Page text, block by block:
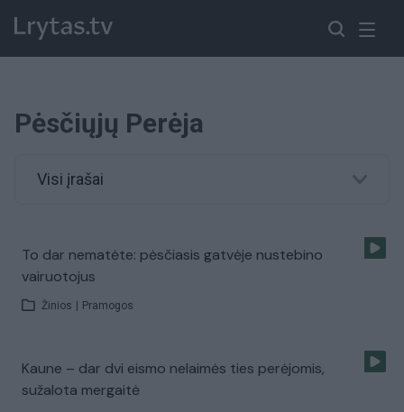
Pėsčiųjų Perėja
Visi įrašai
To dar nematėte: pėsčiasis gatvėje nustebino
vairuotojus
Žinios Pramogos
Kaune – dar dvi eismo nelaimės ties perėjomis,
sužalota mergaitė